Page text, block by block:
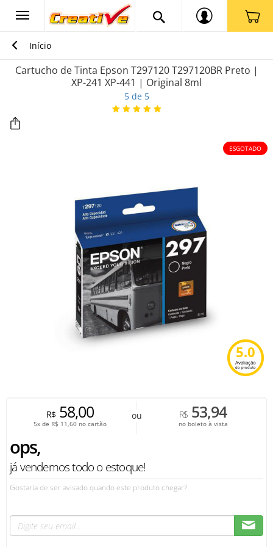
Início
Cartucho de Tinta Epson T297120 T297120BR Preto |
XP-241 XP-441 | Original 8ml
5 de 5
ESGOTADO
5.0
Avaliação
do produto
R$58,00
5x de R$ 11,60 no cartão
ou R$53,94
no boleto à vista
ops,
já vendemos todo o estoque!
Gostaria de ser avisado quando este produto chegar?